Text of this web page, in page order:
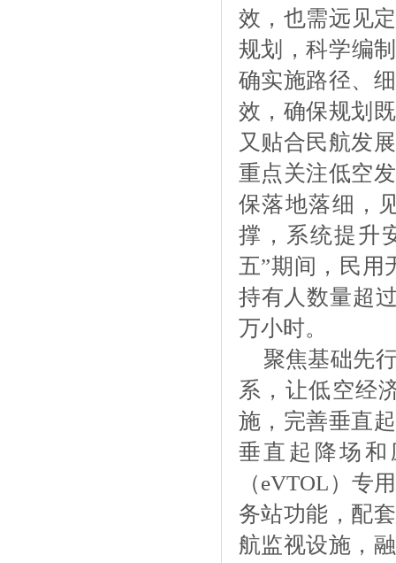
效，也需远见
规划，科学编
确实施路径、
效，确保规划
又贴合民航发
重点关注低空
保落地落细，
撑，系统提升
五”期间，民用
持有人数量超
万小时。
聚焦基础先
系，让低空经
施，完善垂直
垂直起降场
（eVTOL）专
务站功能，配
航监视设施，